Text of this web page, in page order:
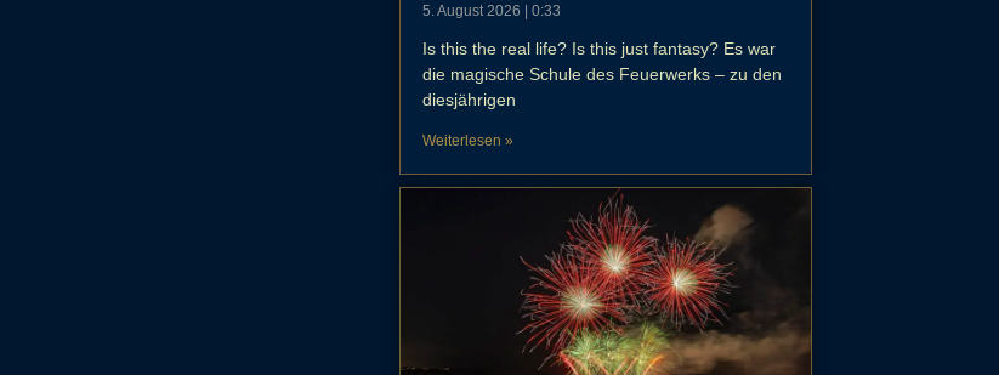
5. August 2026 0:33
Is this the real life? Is this just fantasy? Es war
die magische Schule des Feuerwerks – zu den
diesjährigen
Weiterlesen »